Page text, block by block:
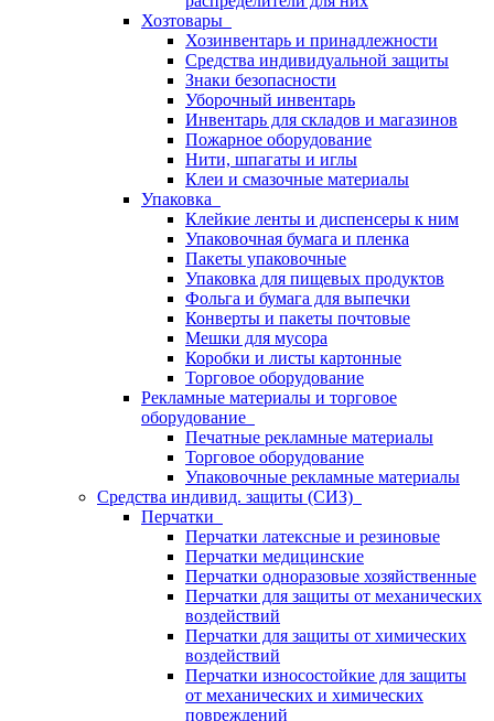
Хозтовары
Хозинвентарь и принадлежности
Средства индивидуальной защиты
Знаки безопасности
Уборочный инвентарь
Инвентарь для складов и магазинов
Пожарное оборудование
Нити, шпагаты и иглы
Клеи и смазочные материалы
Упаковка
Клейкие ленты и диспенсеры к ним
Упаковочная бумага и пленка
Пакеты упаковочные
Упаковка для пищевых продуктов
Фольга и бумага для выпечки
Конверты и пакеты почтовые
Мешки для мусора
Коробки и листы картонные
Торговое оборудование
Рекламные материалы и торговое
оборудование
Печатные рекламные материалы
Торговое оборудование
Упаковочные рекламные материалы
Средства индивид. защиты (СИЗ)
Перчатки
Перчатки латексные и резиновые
Перчатки медицинские
Перчатки одноразовые хозяйственные
Перчатки для защиты от механических
воздействий
Перчатки для защиты от химических
воздействий
Перчатки износостойкие для защиты
от механических и химических
повреждений